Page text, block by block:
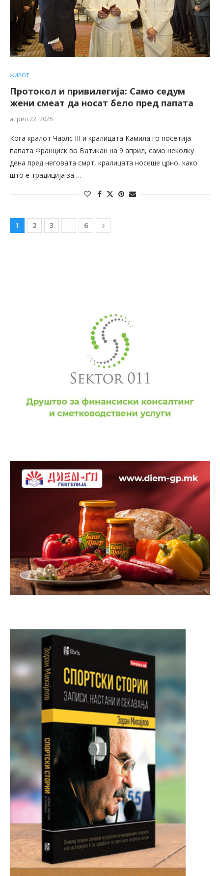
ЖИВОТ
Протокол и привилегија: Само седум
жени смеат да носат бело пред папата
април 22, 2025
Кога кралот Чарлс III и кралицата Камила го посетија
папата Франциск во Ватикан на 9 април, само неколку
дена пред неговата смрт, кралицата носеше црно, како
што е традиција за …
1 2 3 … 6